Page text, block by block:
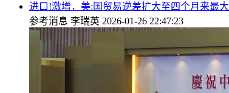
进口!激增，美:国贸易逆差扩大至四个月来最大
参考消息 李瑞英 2026-01-26 22:47:23